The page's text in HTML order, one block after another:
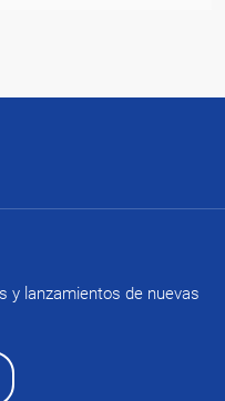
y lanzamientos de nuevas